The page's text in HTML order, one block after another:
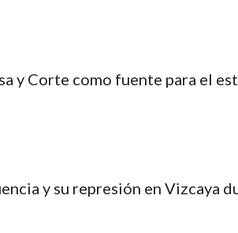
y Corte como fuente para el
y su represión en Vizcaya